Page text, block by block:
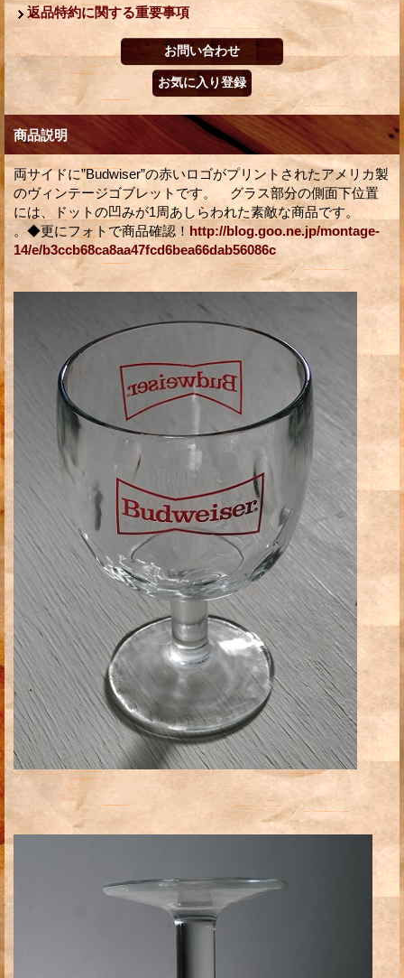
返品特約に関する重要事項
商品説明
両サイドに”Budwiser”の赤いロゴがプリントされたアメリカ製
のヴィンテージゴブレットです。 グラス部分の側面下位置
には、ドットの凹みが1周あしらわれた素敵な商品です。
。◆更にフォトで商品確認！ http://blog.goo.ne.jp/montage-
14/e/b3ccb68ca8aa47fcd6bea66dab56086c